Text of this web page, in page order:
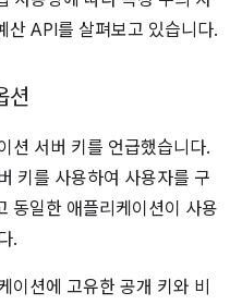
산 API를 살펴보고 있습니다.
션
션 서버 키를 언급했습니다.
키를 사용하여 사용자를 구
동일한 애플리케이션이 사용
.
이션에 고유한 공개 키와 비